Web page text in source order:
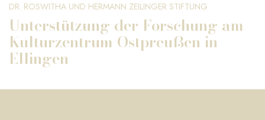
DR. ROSWITHA UND HERMANN ZEILINGER STIFTUNG
Unterstützung der Forschung am
Kulturzentrum Ostpreußen in
Ellingen